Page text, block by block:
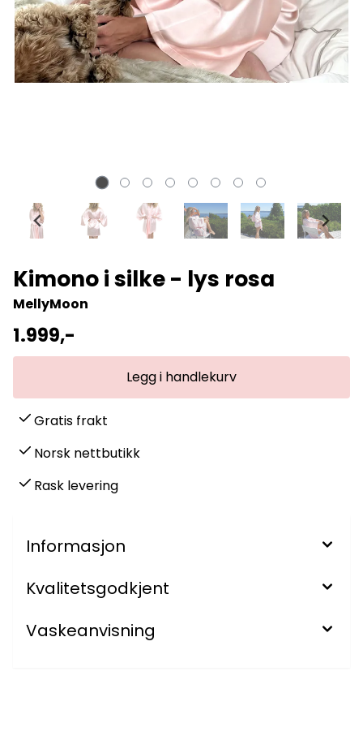
Kimono i silke - lys rosa
MellyMoon
1.999,-
Gratis frakt
Norsk nettbutikk
Rask levering
Informasjon
Kvalitetsgodkjent
Vaskeanvisning